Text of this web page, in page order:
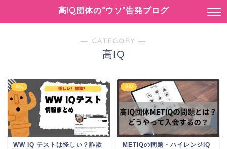
高IQ団体の“ウソ”告発ブログ
― CATEGORY ―
高IQ
高IQ
WW IQ テストは怪しい？詐欺
高IQ
METIQの問題・ハイレンジIQ